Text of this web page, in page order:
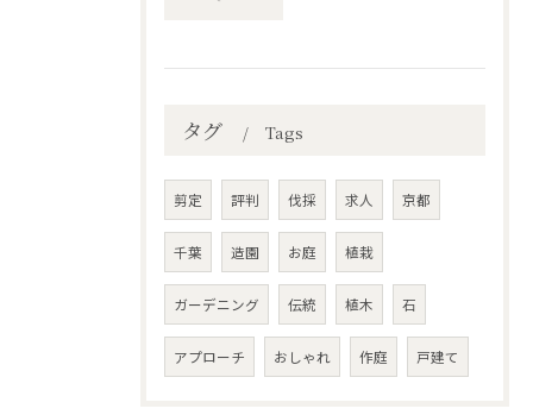
タグ Tags
剪定 評判 伐採 求人 京都
千葉 造園 お庭 植栽
ガーデニング 伝統 植木 石
アプローチ おしゃれ 作庭 戸建て